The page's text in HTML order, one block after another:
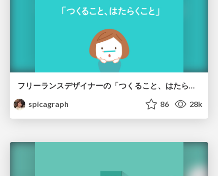
フリーランスデザイナーの「つくること、はたらくこと」
spicagraph
86 28k